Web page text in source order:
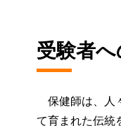
受験者
保健師は、人
て育まれた伝統